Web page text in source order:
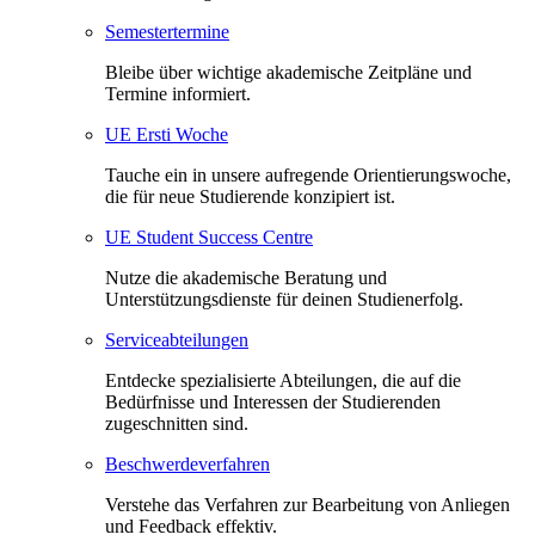
Semestertermine
Bleibe über wichtige akademische Zeitpläne und
Termine informiert.
UE Ersti Woche
Tauche ein in unsere aufregende Orientierungswoche,
die für neue Studierende konzipiert ist.
UE Student Success Centre
Nutze die akademische Beratung und
Unterstützungsdienste für deinen Studienerfolg.
Serviceabteilungen
Entdecke spezialisierte Abteilungen, die auf die
Bedürfnisse und Interessen der Studierenden
zugeschnitten sind.
Beschwerdeverfahren
Verstehe das Verfahren zur Bearbeitung von Anliegen
und Feedback effektiv.